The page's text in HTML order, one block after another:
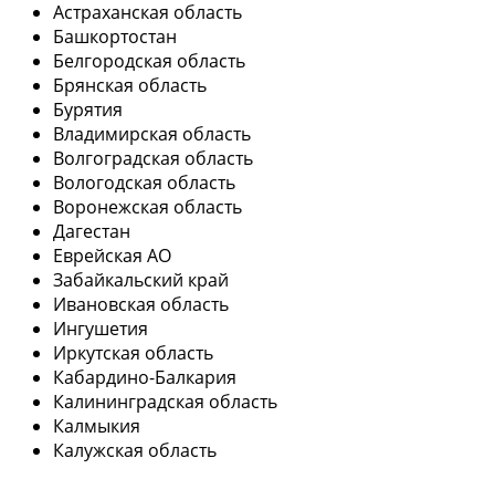
Астраханская область
Башкортостан
Белгородская область
Брянская область
Бурятия
Владимирская область
Волгоградская область
Вологодская область
Воронежская область
Дагестан
Еврейская АО
Забайкальский край
Ивановская область
Ингушетия
Иркутская область
Кабардино-Балкария
Калининградская область
Калмыкия
Калужская область